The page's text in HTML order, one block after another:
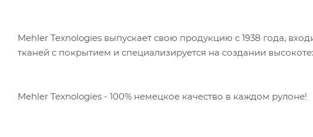
Mehler Texnologies выпускает свою продукцию с 1938 года,
тканей с покрытием и специализируется на создании
Mehler Texnologies - 100% немецкое качество в каждом рулоне!